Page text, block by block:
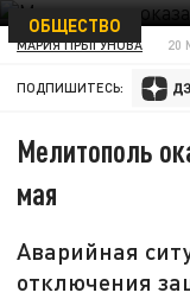
ОБЩЕСТВО
МАРИЯ ПРЫГУНОВА 20
ПОДПИШИТЕСЬ:
Мелитополь
мая
Аварийная
отключения